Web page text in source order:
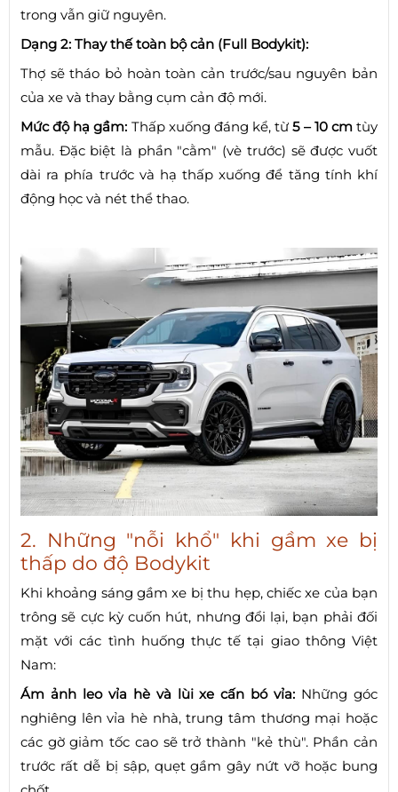
trong vẫn giữ nguyên.
Dạng 2: Thay thế toàn bộ cản (Full Bodykit):
Thợ sẽ tháo bỏ hoàn toàn cản trước/sau nguyên bản
của xe và thay bằng cụm cản độ mới.
Mức độ hạ gầm: Thấp xuống đáng kể, từ5 – 10 cmtùy
mẫu. Đặc biệt là phần "cằm" (vè trước) sẽ được vuốt
dài ra phía trước và hạ thấp xuống để tăng tính khí
động học và nét thể thao.
2. Những "nỗi khổ" khi gầm xe bị
thấp do độ Bodykit
Khi khoảng sáng gầm xe bị thu hẹp, chiếc xe của bạn
trông sẽ cực kỳ cuốn hút, nhưng đổi lại, bạn phải đối
mặt với các tình huống thực tế tại giao thông Việt
Nam:
Ám ảnh leo vỉa hè và lùi xe cấn bó vỉa: Những góc
nghiêng lên vỉa hè nhà, trung tâm thương mại hoặc
các gờ giảm tốc cao sẽ trở thành "kẻ thù". Phần cản
trước rất dễ bị sập, quẹt gầm gây nứt vỡ hoặc bung